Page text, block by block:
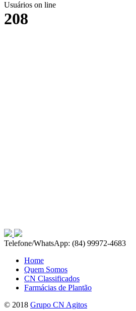
Usuários on line
208
Telefone/WhatsApp: (84) 99972-4683
Home
Quem Somos
CN Classificados
Farmácias de Plantão
© 2018 Grupo CN Agitos